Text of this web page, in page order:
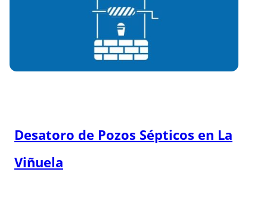
Desatoro de Pozos Sépticos en La
Viñuela